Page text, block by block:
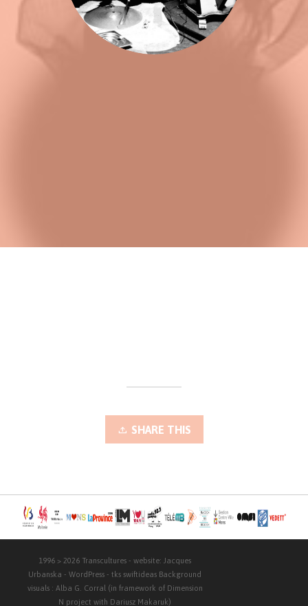
SHARE THIS
1996 > 2026 Transcultures - website:
Jacques
Urbanska -WordPress - tksswiftideas Background
visuals : Alba G. Corral
(in framework of Dimension
N project with Dariusz Makaruk)